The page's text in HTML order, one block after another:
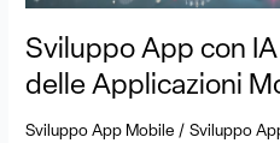
Sviluppo App con
delle Applicazioni
Sviluppo App Mobile /Sviluppo